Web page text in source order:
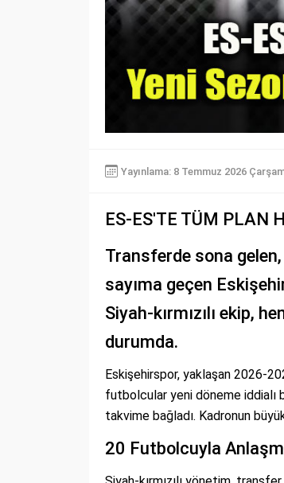
Yayınlama: 8 Temmuz 2026
ES-ES'TE TÜM PLAN
Transferde sona
sayıma geçen
Siyah-kırmızılı ekip,
durumda.
Eskişehirspor, yaklaşan 2026-
futbolcular yeni döneme iddialı
takvime bağladı. Kadronun
20 Futbolcuyla